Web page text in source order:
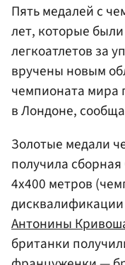
Пять медалей с
лет, которые
легкоатлетов за
вручены новым
чемпионата мира
в Лондоне,
Золотые медали
получила
4х400 метров
Антонины
британки